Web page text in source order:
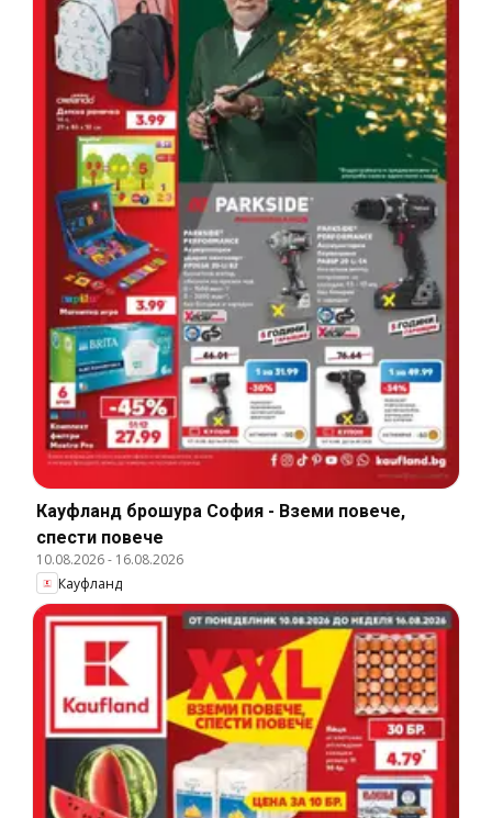
Кауфланд брошура София - Вземи повече,
спести повече
10.08.2026- 16.08.2026
Кауфланд